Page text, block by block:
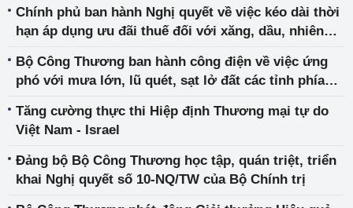
Chính phủ ban hành Nghị quyết về việc kéo dài thời
hạn áp dụng ưu đãi thuế đối với xăng, dầu, nhiên
Bộ Công Thương ban hành công điện về việc ứng
phó với mưa lớn, lũ quét, sạt lở đất các tỉnh phía
Tăng cường thực thi Hiệp định Thương mại tự do
Việt Nam - Israel
Đảng bộ Bộ Công Thương học tập, quán triệt, triển
khai Nghị quyết số 10-NQ/TW của Bộ Chính trị